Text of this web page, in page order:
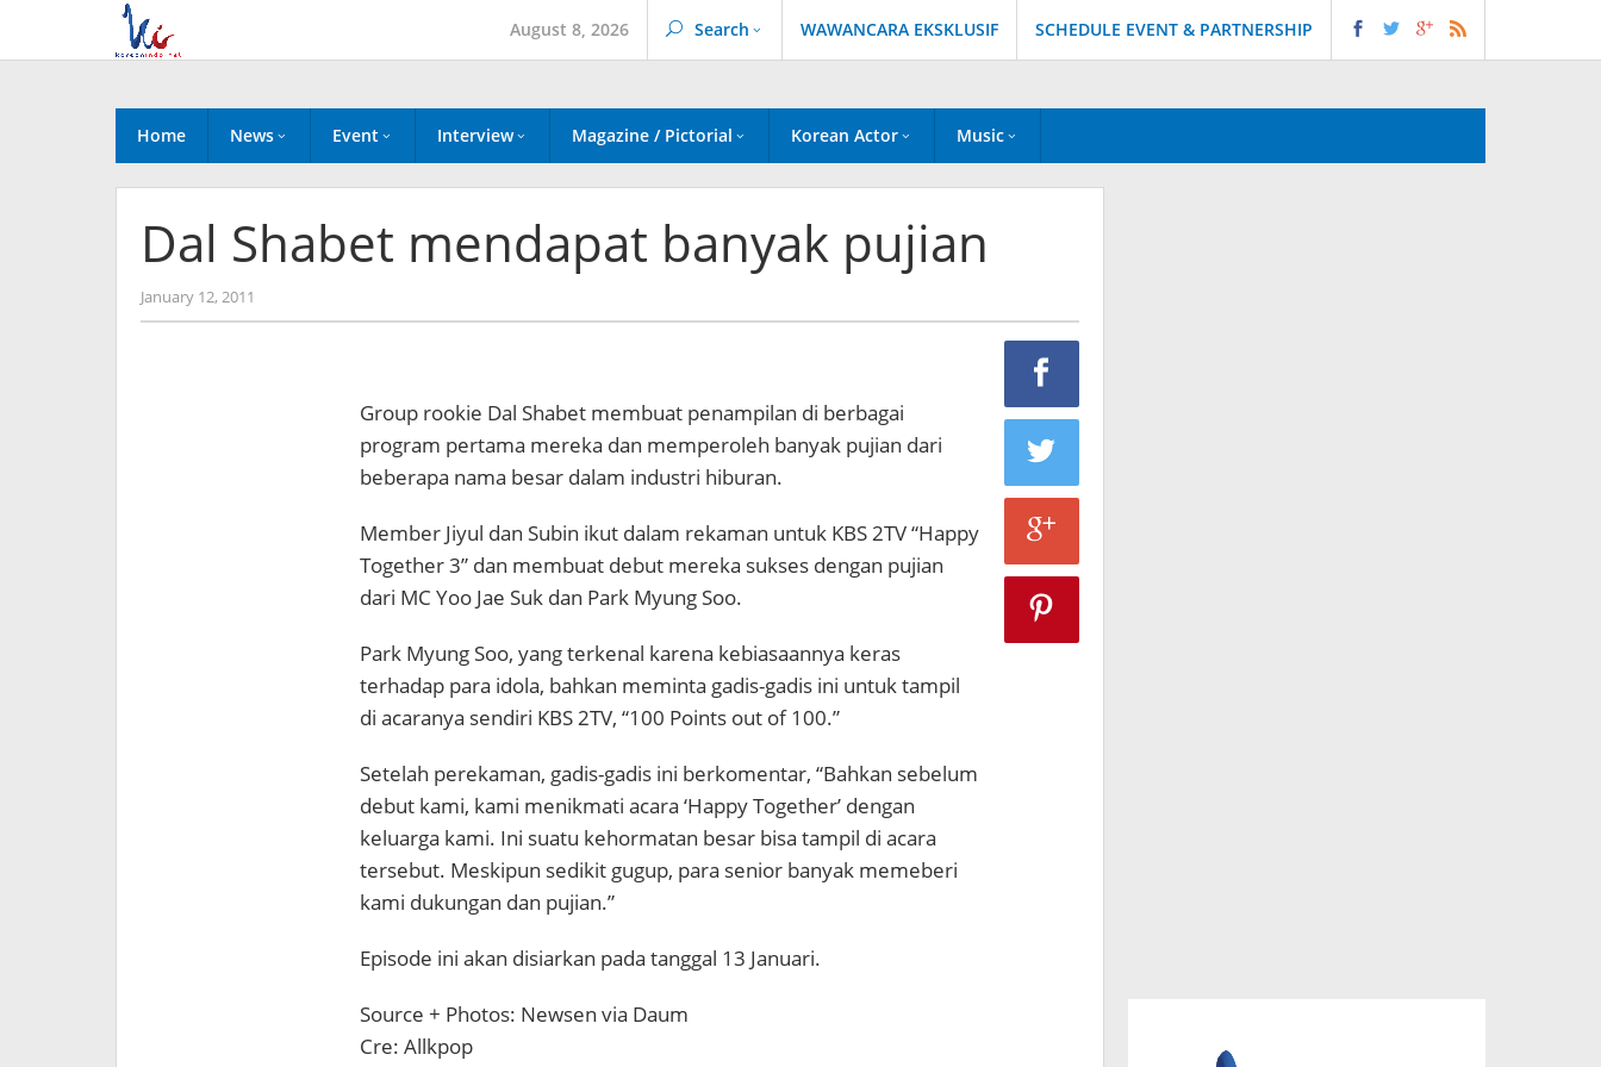
content
August 8, 2026 Search WAWANCARA EKSKLUSIF SCHEDULE EVENT & PARTNERSHIP
Home News Event Interview Magazine / Pictorial Korean Actor Music
Dal Shabet mendapat banyak pujian
January 12, 2011
Koreanindo
Group rookie Dal Shabet membuat penampilan di berbagai
program pertama mereka dan memperoleh banyak pujian dari
beberapa nama besar dalam industri hiburan.
Member Jiyul dan Subin ikut dalam rekaman untuk KBS 2TV “Happy
Together 3” dan membuat debut mereka sukses dengan pujian
dari MC Yoo Jae Suk dan Park Myung Soo.
Park Myung Soo, yang terkenal karena kebiasaannya keras
terhadap para idola, bahkan meminta gadis-gadis ini untuk tampil
di acaranya sendiri KBS 2TV, “100 Points out of 100.”
Setelah perekaman, gadis-gadis ini berkomentar, “Bahkan sebelum
debut kami, kami menikmati acara ‘Happy Together’ dengan
keluarga kami. Ini suatu kehormatan besar bisa tampil di acara
tersebut. Meskipun sedikit gugup, para senior banyak memeberi
kami dukungan dan pujian.”
Episode ini akan disiarkan pada tanggal 13 Januari.
Source + Photos: Newsen via Daum
Cre: Allkpop